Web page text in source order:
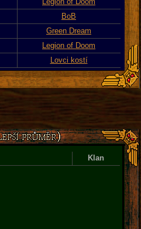
BoB
Green Dream
Legion of Doom
Lovci kostí
Klan